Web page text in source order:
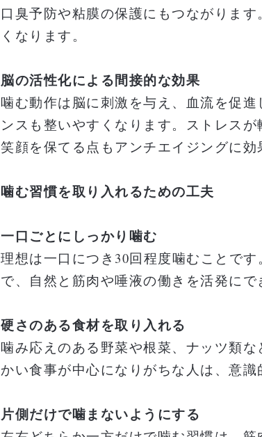
口臭予防や粘膜の保護にもつながりま
くなります。
脳の活性化による間接的な効果
噛む動作は脳に刺激を与え、血流を促
ンスも整いやすくなります。ストレス
笑顔を保てる点もアンチエイジングに効
噛む習慣を取り入れるための工夫
一口ごとにしっかり噛む
理想は一口につき30回程度噛むことで
で、自然と筋肉や唾液の働きを活発にで
硬さのある食材を取り入れる
噛み応えのある野菜や根菜、ナッツ類
かい食事が中心になりがちな人は、意識
片側だけで噛まないようにする